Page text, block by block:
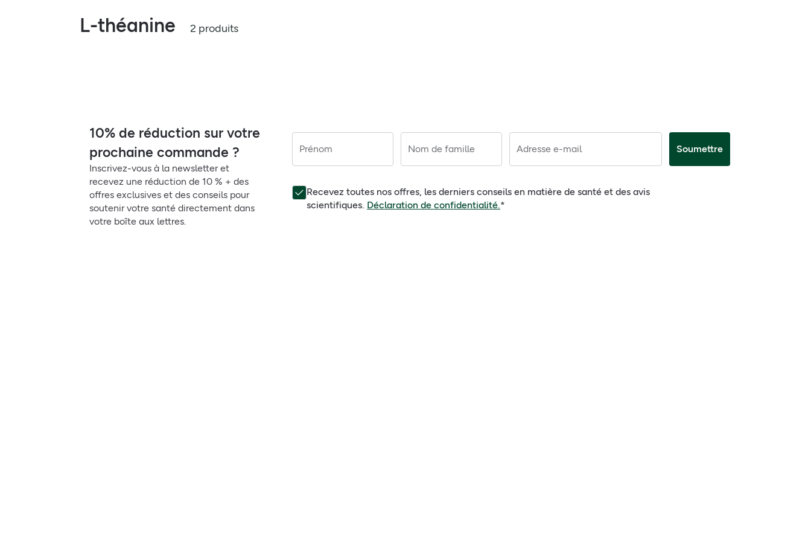
L-théanine 2 produits
10% de réduction sur votre
prochaine commande ?
Inscrivez-vous à la newsletter et
recevez une réduction de 10 % + des
offres exclusives et des conseils pour
soutenir votre santé directement dans
votre boîte aux lettres.
Prénom Nom de famille Adresse e-mail Soumettre
Recevez toutes nos offres, les derniers conseils en matière de santé et des avis
scientifiques. Déclaration de confidentialité.*